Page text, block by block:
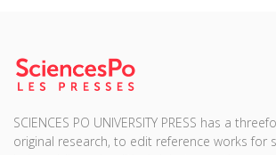
SCIENCES PO UNIVERSITY PRESS has a
original research, to edit reference works for